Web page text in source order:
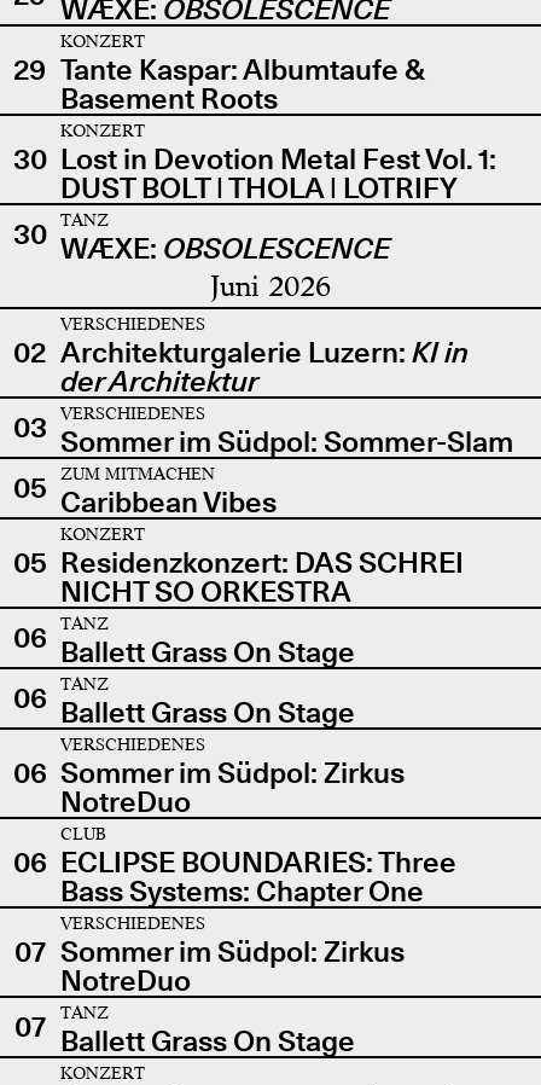
WÆXE: OBSOLESCENCE
29
KONZERT
Tante Kaspar: Albumtaufe &
Basement Roots
30
KONZERT
Lost in Devotion Metal Fest Vol. 1:
DUST BOLT | THOLA | LOTRIFY
30
TANZ
WÆXE: OBSOLESCENCE
Juni 2026
02
VERSCHIEDENES
Architekturgalerie Luzern: KI in
der Architektur
03
VERSCHIEDENES
Sommer im Südpol: Sommer-Slam
05
ZUM MITMACHEN
Caribbean Vibes
05
KONZERT
Residenzkonzert: DAS SCHREI
NICHT SO ORKESTRA
06
TANZ
Ballett Grass On Stage
06
TANZ
Ballett Grass On Stage
06
VERSCHIEDENES
Sommer im Südpol: Zirkus
NotreDuo
06
CLUB
ECLIPSE BOUNDARIES: Three
Bass Systems: Chapter One
07
VERSCHIEDENES
Sommer im Südpol: Zirkus
NotreDuo
07
TANZ
Ballett Grass On Stage
KONZERT